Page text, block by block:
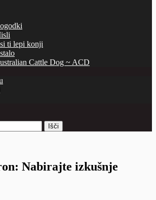
ti lepi konji
Cattle Dog ~ ACD
Nabirajte izkušnje